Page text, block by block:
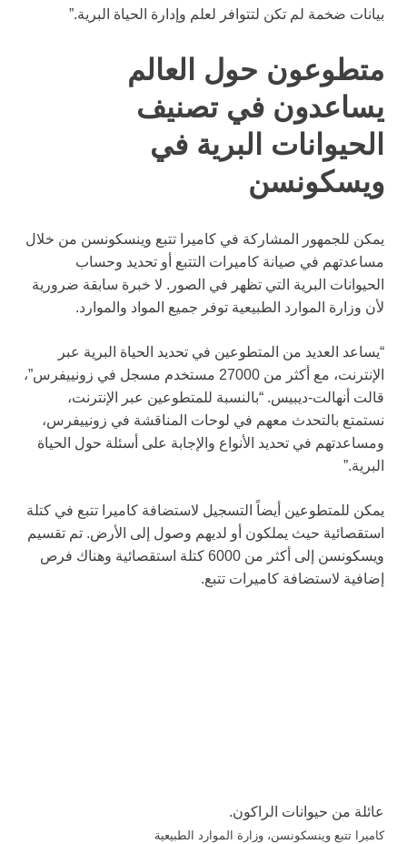
بيانات ضخمة لم تكن لتتوافر لعلم وإدارة الحياة البرية.”
متطوعون حول العالم
يساعدون في تصنيف
الحيوانات البرية في
ويسكونسن
يمكن للجمهور المشاركة في كاميرا تتبع وينسكونسن من خلال
مساعدتهم في صيانة كاميرات التتبع أو تحديد وحساب
الحيوانات البرية التي تظهر في الصور. لا خبرة سابقة ضرورية
لأن وزارة الموارد الطبيعية توفر جميع المواد والموارد.
“يساعد العديد من المتطوعين في تحديد الحياة البرية عبر
الإنترنت، مع أكثر من 27000 مستخدم مسجل في زونييفرس”،
قالت أنهالت-ديبيس. “بالنسبة للمتطوعين عبر الإنترنت،
نستمتع بالتحدث معهم في لوحات المناقشة في زونييفرس،
ومساعدتهم في تحديد الأنواع والإجابة على أسئلة حول الحياة
البرية.”
يمكن للمتطوعين أيضاً التسجيل لاستضافة كاميرا تتبع في كتلة
استقصائية حيث يملكون أو لديهم وصول إلى الأرض. تم تقسيم
ويسكونسن إلى أكثر من 6000 كتلة استقصائية وهناك فرص
إضافية لاستضافة كاميرات تتبع.
عائلة من حيوانات الراكون.
كاميرا تتبع وينسكونسن، وزارة الموارد الطبيعية